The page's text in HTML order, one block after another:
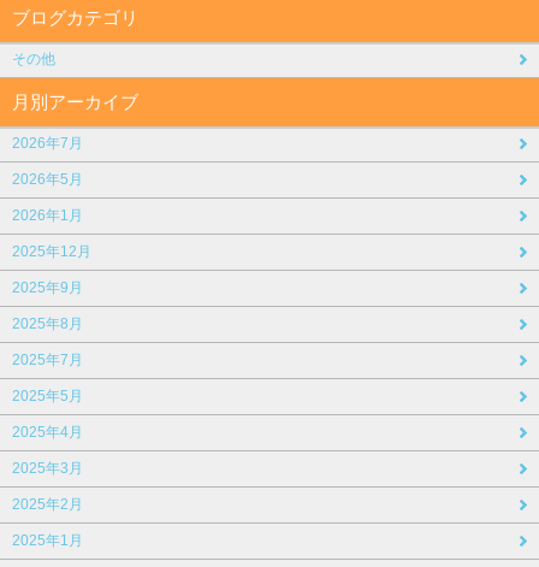
ブログカテゴリ
その他
月別アーカイブ
2026年7月
2026年5月
2026年1月
2025年12月
2025年9月
2025年8月
2025年7月
2025年5月
2025年4月
2025年3月
2025年2月
2025年1月